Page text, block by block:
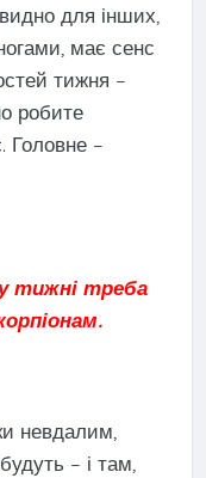
для інших,
має сенс
тижня –
робите
Головне –
тижні треба
невдалим,
– і там,